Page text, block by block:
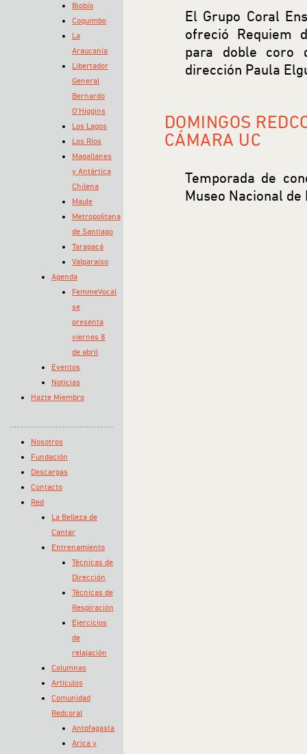
Biobío
Coquimbo
La
Araucanía
Libertador
General
Bernardo
O’Higgins
Los Lagos
Los Ríos
Magallanes
y Antártica
Chilena
Maule
Metropolitana
de Santiago
Tarapacá
Valparaíso
Agenda
FemmeVocal
se
presenta
viernes 8
de abril
Eventos
Noticias
Hazte Miembro
Nosotros
Fundación
Descargas
Contacto
Red
La Belleza de
Cantar
Entrenamiento
Técnicas de
Dirección
Técnicas de
Respiración
Ejercicios
de
relajación
Columnas
Artículos
Comunidad
Redcoral
Antofagasta
Arica y
El Grupo Coral
ofreció Requiem
para doble coro
dirección Paula
DOMINGOS
CÁMARA UC
Temporada de
Museo Nacional